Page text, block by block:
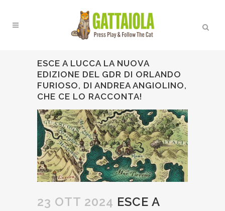
ESCE A LUCCA LA NUOVA
EDIZIONE DEL GDR DI ORLANDO
FURIOSO, DI ANDREA ANGIOLINO,
CHE CE LO RACCONTA!
23 OTT 2024 ESCE A